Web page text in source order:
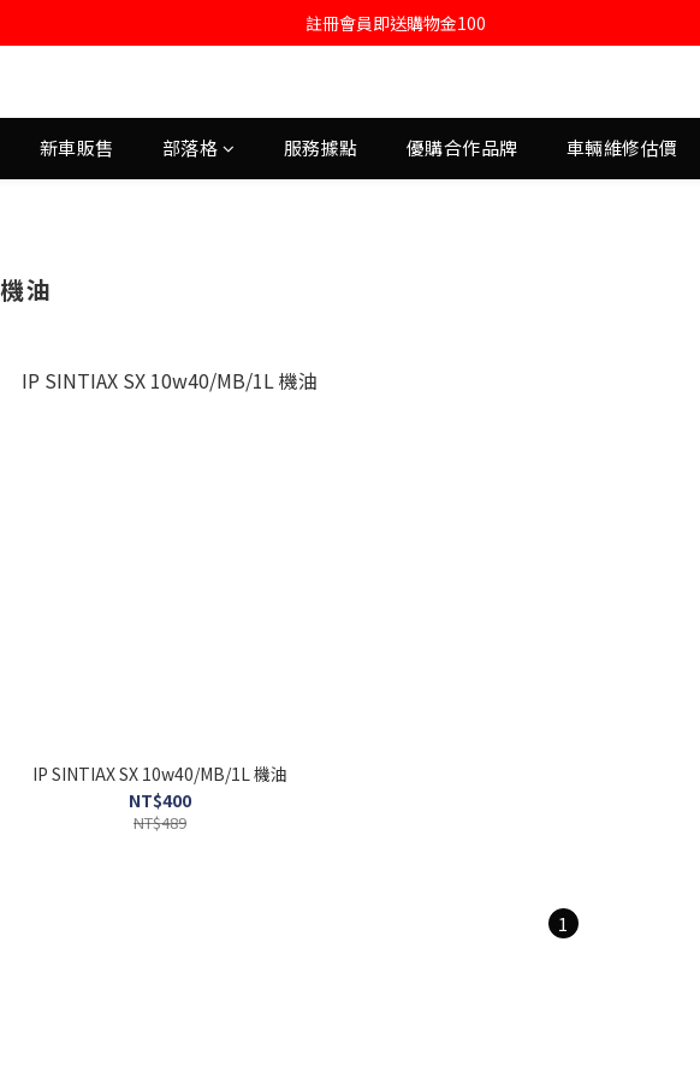
註冊會員即送購物金100
註冊會員即送購物金100
註冊會員即送購物金100
新車販售 部落格 服務據點 優購合作品牌 車輛維修估價
油
IP SINTIAX SX 10w40/MB/1L 機油
NT$400
NT$489
1